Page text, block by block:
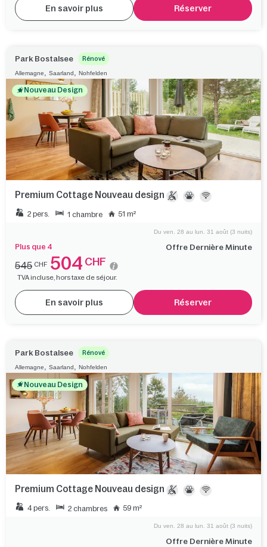
En savoir plus Réserver
Park Bostalsee Rénové
Allemagne Saarland Nohfelden
Nouveau Design
Premium Cottage Nouveau design
2 pers. 1 chambre 51 m²
Plus que 4 Offre Dernière Minute
Du ven. 28 au lun. 31 août (3 nuits)
545 CHF 504 CHF
TVA incluse, hors taxe de séjour.
En savoir plus Réserver
Park Bostalsee Rénové
Allemagne, Saarland, Nohfelden
Nouveau Design
Premium Cottage Nouveau design
4 pers. 2 chambres 59 m²
Offre Dernière Minute
Du ven. 28 au lun. 31 août (3 nuits)